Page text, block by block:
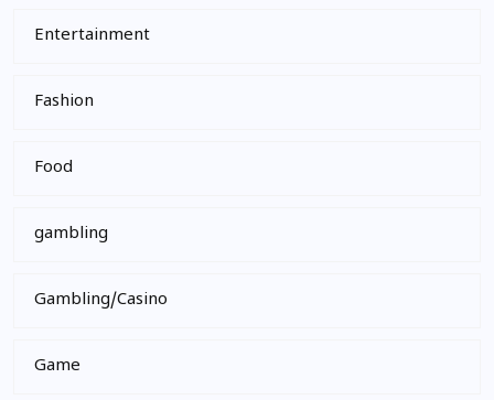
Entertainment
Fashion
Food
gambling
Gambling/Casino
Game